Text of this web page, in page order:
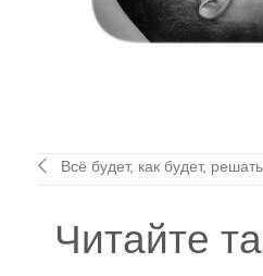
Всё будет, как будет,
Читайте